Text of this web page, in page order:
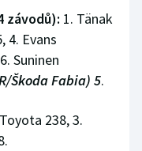
závodů): 1. Tänak
4. Evans
Suninen
Škoda Fabia) 5.
238, 3.